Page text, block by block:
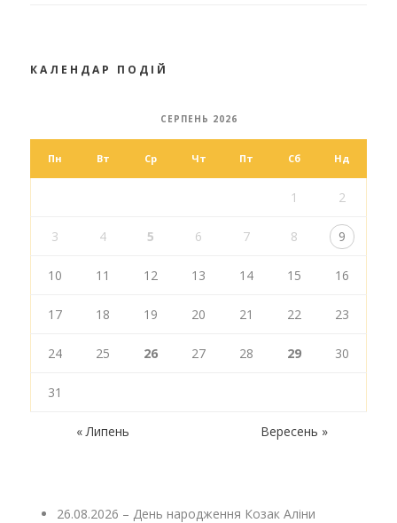
КАЛЕНДАР ПОДІЙ
СЕРПЕНЬ 2026
Пн Вт Ср Чт Пт Сб Нд
1 2
3 4 5 6 7 8 9
10 11 12 13 14 15 16
17 18 19 20 21 22 23
24 25 26 27 28 29 30
31
« Липень Вересень »
26.08.2026 – День народження Козак Аліни